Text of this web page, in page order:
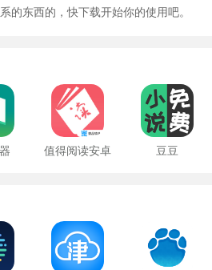
的东西的，快下载开始你的使用吧。
值得阅读安卓 豆豆